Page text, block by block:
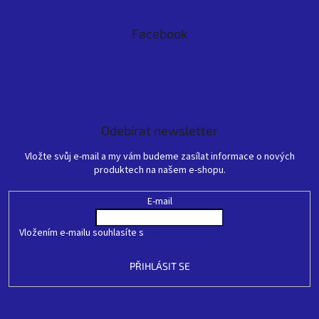
Facebook
Odebírat newsletter
Vložte svůj e-mail a my vám budeme zasílat informace o nových
produktech na našem e-shopu.
E-mail
Vložením e-mailu souhlasíte s
PŘIHLÁSIT SE